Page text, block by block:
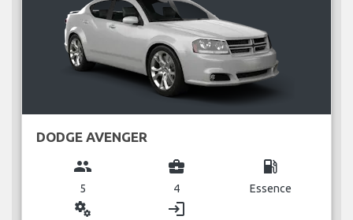
DODGE AVENGER
group
5
business_center
4
local_gas_station
Essence
miscellaneous_services login